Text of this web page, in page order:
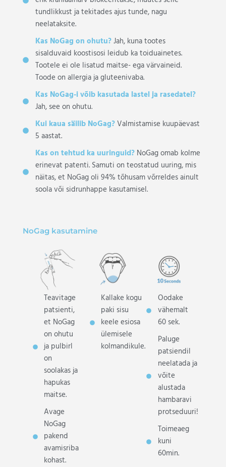
tundlikkust ja tekitades ajus tunde, nagu
neelataksite.
Kas NoGag on ohutu?Jah, kuna tootes
sisalduvaid koostisosi leidub ka toiduainetes.
Tootele ei ole lisatud maitse- ega värvaineid.
Toode on allergia ja gluteenivaba.
Kas NoGag-i võib kasutada lastel ja rasedatel?
Jah, see on ohutu.
Kui kaua säilib NoGag?Valmistamise kuupäevast
5 aastat.
Kas on tehtud ka uuringuid?NoGag omab kolme
erinevat patenti. Samuti on teostatud uuring, mis
näitas, et NoGag oli 94% tõhusam võrreldes ainult
soola või sidrunhappe kasutamisel.
NoGag kasutamine
Teavitage
patsienti,
et NoGag
on ohutu
ja pulbirl
on
soolakas ja
hapukas
maitse.
Avage
NoGag
pakend
avamisriba
kohast.
Kallake kogu
paki sisu
keele esiosa
ülemisele
kolmandikule.
Oodake
vähemalt
60 sek.
Paluge
patsiendil
neelatada ja
võite
alustada
hambaravi
protseduuri!
Toimeaeg
kuni
60min.